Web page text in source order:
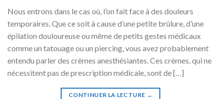
Nous entrons dans le cas où, l’on fait face à des douleurs
temporaires. Que ce soit à cause d’une petite brûlure, d’une
épilation douloureuse ou même de petits gestes médicaux
comme un tatouage ou un piercing, vous avez probablement
entendu parler des crèmes anesthésiantes. Ces crèmes, qui ne
nécessitent pas de prescription médicale, sont de […]
CONTINUER LA LECTURE →